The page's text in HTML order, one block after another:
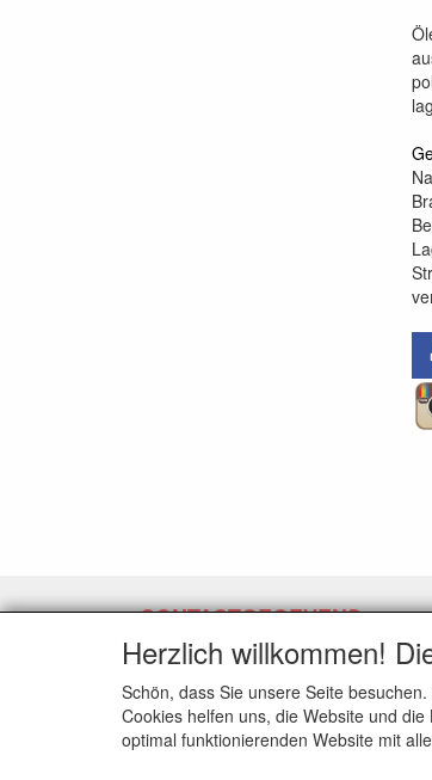
CONTACTGEGEVENS
www.latexpermeter.com
Baarle-Nassau NL
E-mail: info@latexpermeter.com
Herzlich willkommen!
Schön, dass Sie unsere Seite
Cookies helfen uns, die Website und
optimal funktionierenden Website mit